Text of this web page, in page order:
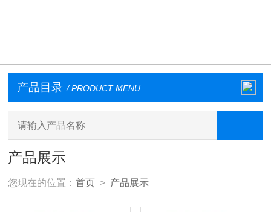
产品目录 / PRODUCT MENU
产品展示
您现在的位置：首页 > 产品展示